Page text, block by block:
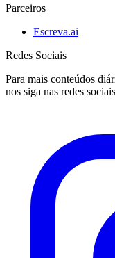
Parceiros
Escreva.ai
Redes Sociais
Para mais conteúdos
nos siga nas redes